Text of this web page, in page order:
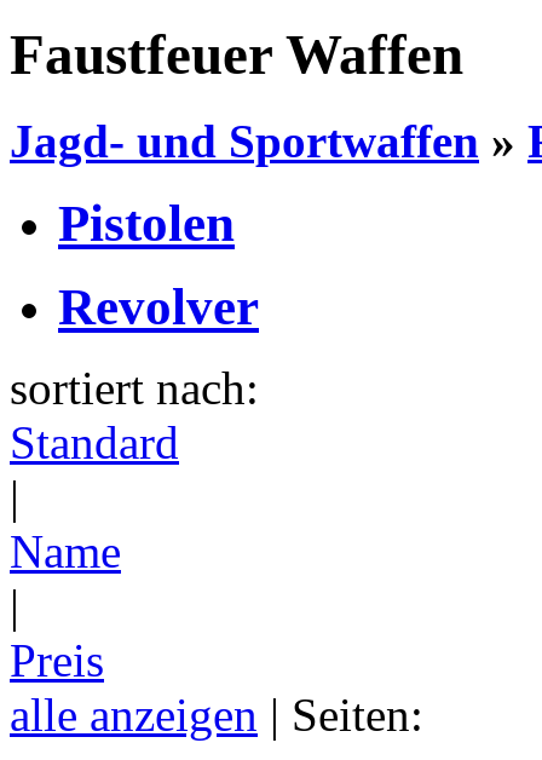
Faustfeuer Waffen
Jagd- und Sportwaffen »
Pistolen
Revolver
sortiert nach:
Standard
|
Name
|
Preis
alle anzeigen | Seiten: